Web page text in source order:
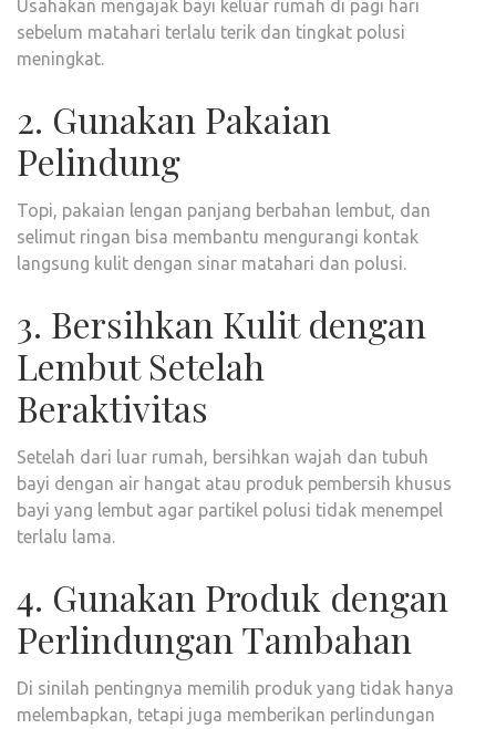
Usahakan mengajak bayi keluar rumah di pagi hari
sebelum matahari terlalu terik dan tingkat polusi
meningkat.
2. Gunakan Pakaian
Pelindung
Topi, pakaian lengan panjang berbahan lembut, dan
selimut ringan bisa membantu mengurangi kontak
langsung kulit dengan sinar matahari dan polusi.
3. Bersihkan Kulit dengan
Lembut Setelah
Beraktivitas
Setelah dari luar rumah, bersihkan wajah dan tubuh
bayi dengan air hangat atau produk pembersih khusus
bayi yang lembut agar partikel polusi tidak menempel
terlalu lama.
4. Gunakan Produk dengan
Perlindungan Tambahan
Di sinilah pentingnya memilih produk yang tidak hanya
melembapkan, tetapi juga memberikan perlindungan